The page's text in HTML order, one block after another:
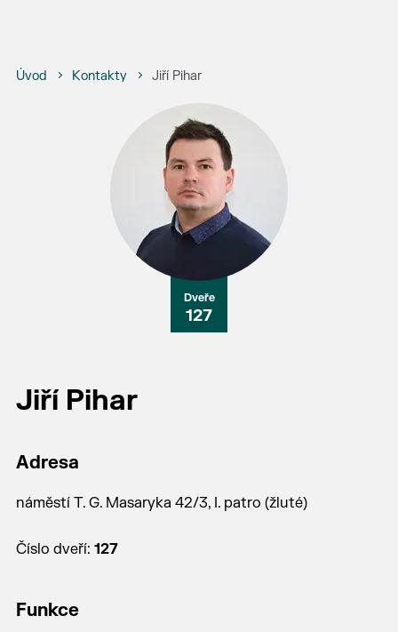
Úvod Kontakty Jiří Pihar
127
Jiří Pihar
Adresa
náměstí T. G. Masaryka 42/3, I. patro (žluté)
Číslo dveří: 127
Funkce